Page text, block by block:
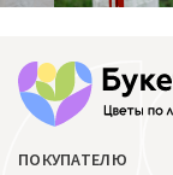
ПОКУПАТЕЛЮ